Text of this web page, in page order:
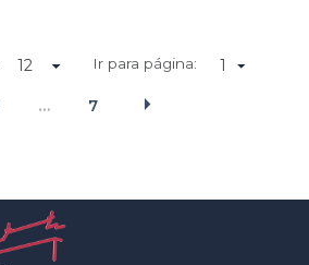
Ir para página: 1
… 7